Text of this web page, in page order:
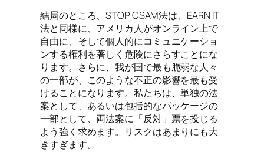
結局のところ、STOP CSAM法は、EARN IT
法と同様に、アメリカ人がオンライン上で
自由に、そして個人的にコミュニケーショ
ンする権利を著しく危険にさらすことにな
ります。さらに、我が国で最も脆弱な人々
の一部が、このような不正の影響を最も受
けることになります。私たちは、単独の法
案として、あるいは包括的なパッケージの
一部として、両法案に「反対」票を投じる
よう強く求めます。リスクはあまりにも大
きすぎます。